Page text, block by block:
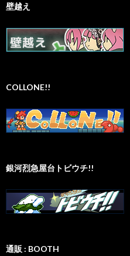
壁越え
COLLONE!!
銀河烈急屋台トビウチ!!
通販 : BOOTH